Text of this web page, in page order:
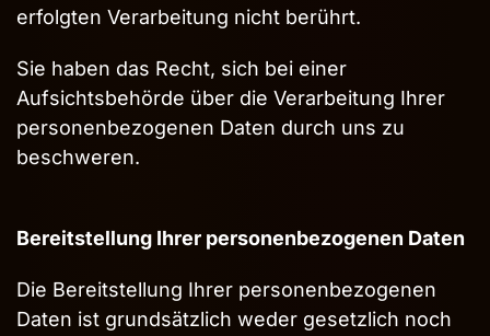
erfolgten Verarbeitung nicht berührt.
Sie haben das Recht, sich bei einer
Aufsichtsbehörde über die Verarbeitung Ihrer
personenbezogenen Daten durch uns zu
beschweren.
Bereitstellung Ihrer personenbezogenen Daten
Die Bereitstellung Ihrer personenbezogenen
Daten ist grundsätzlich weder gesetzlich noch